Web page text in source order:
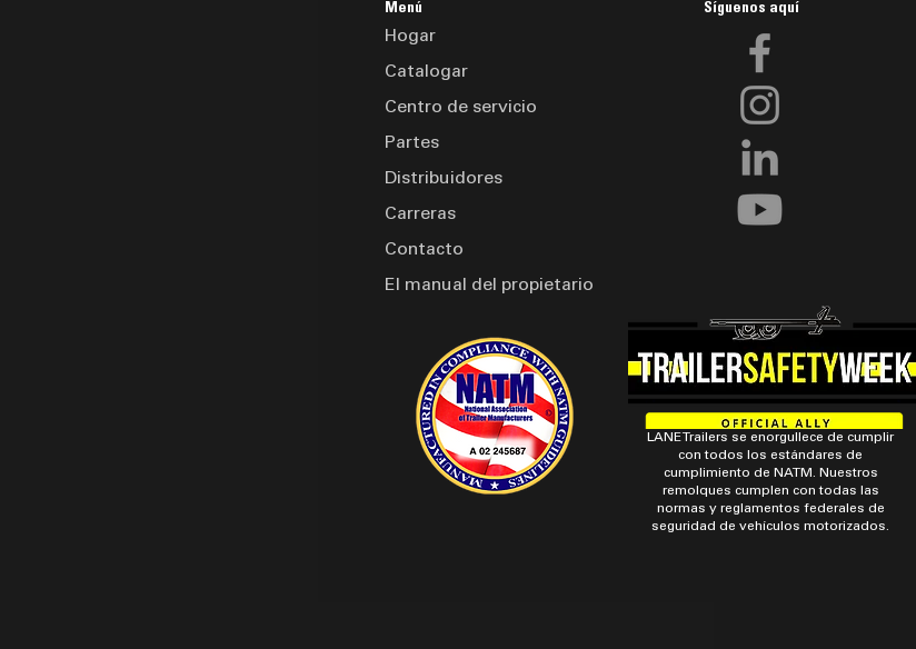
Menú
Hogar
Catalogar
Centro de servicio
Partes
Distribuidores
Carreras
Contacto
El manual del propietario
Síguenos aquí
LANE Trailers se enorgullece de cumplir
con todos los estándares de
cumplimiento de NATM. Nuestros
remolques cumplen con todas las
normas y reglamentos federales de
seguridad de vehículos motorizados.